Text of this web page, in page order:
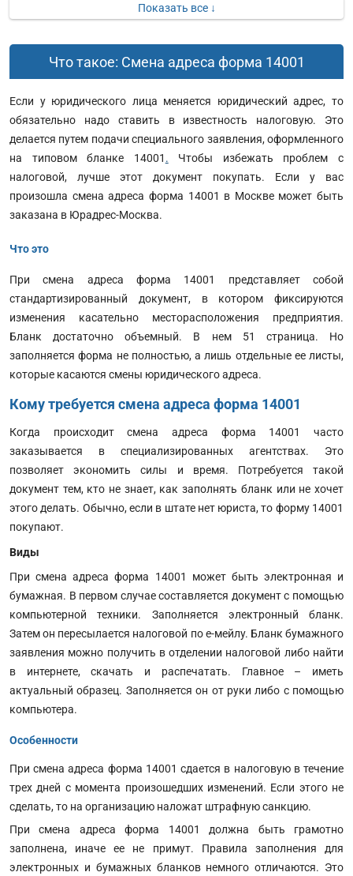
Показать все ↓
Что такое: Смена адреса форма 14001
Если у юридического лица меняется юридический адрес, то
обязательно надо ставить в известность налоговую. Это
делается путем подачи специального заявления, оформленного
на типовом бланке 14001 . Чтобы избежать проблем с
налоговой, лучше этот документ покупать. Если у вас
произошла смена адреса форма 14001 в Москве может быть
заказана в Юрадрес-Москва.
Что это
При смена адреса форма 14001 представляет собой
стандартизированный документ, в котором фиксируются
изменения касательно месторасположения предприятия.
Бланк достаточно объемный. В нем 51 страница. Но
заполняется форма не полностью, а лишь отдельные ее листы,
которые касаются смены юридического адреса.
Кому требуется смена адреса форма 14001
Когда происходит смена адреса форма 14001 часто
заказывается в специализированных агентствах. Это
позволяет экономить силы и время. Потребуется такой
документ тем, кто не знает, как заполнять бланк или не хочет
этого делать. Обычно, если в штате нет юриста, то форму 14001
покупают.
Виды
При смена адреса форма 14001 может быть электронная и
бумажная. В первом случае составляется документ с помощью
компьютерной техники. Заполняется электронный бланк.
Затем он пересылается налоговой по е-мейлу. Бланк бумажного
заявления можно получить в отделении налоговой либо найти
в интернете, скачать и распечатать. Главное – иметь
актуальный образец. Заполняется он от руки либо с помощью
компьютера.
Особенности
При смена адреса форма 14001 сдается в налоговую в течение
трех дней с момента произошедших изменений. Если этого не
сделать, то на организацию наложат штрафную санкцию.
При смена адреса форма 14001 должна быть грамотно
заполнена, иначе ее не примут. Правила заполнения для
электронных и бумажных бланков немного отличаются. Это